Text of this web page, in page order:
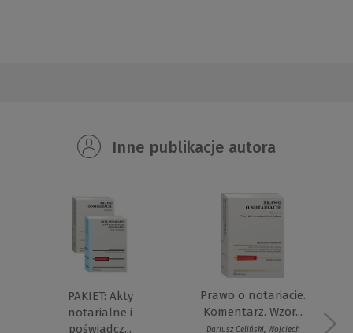
Inne publikacje autora
PAKIET: Akty
notarialne i
poświadcz...
Prawo o notariacie.
Komentarz. Wzor...
Dariusz Celiński, Wojciech